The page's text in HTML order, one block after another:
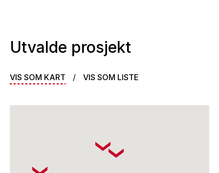
Utvalde prosjekt
VIS SOM KART / VIS SOM LISTE